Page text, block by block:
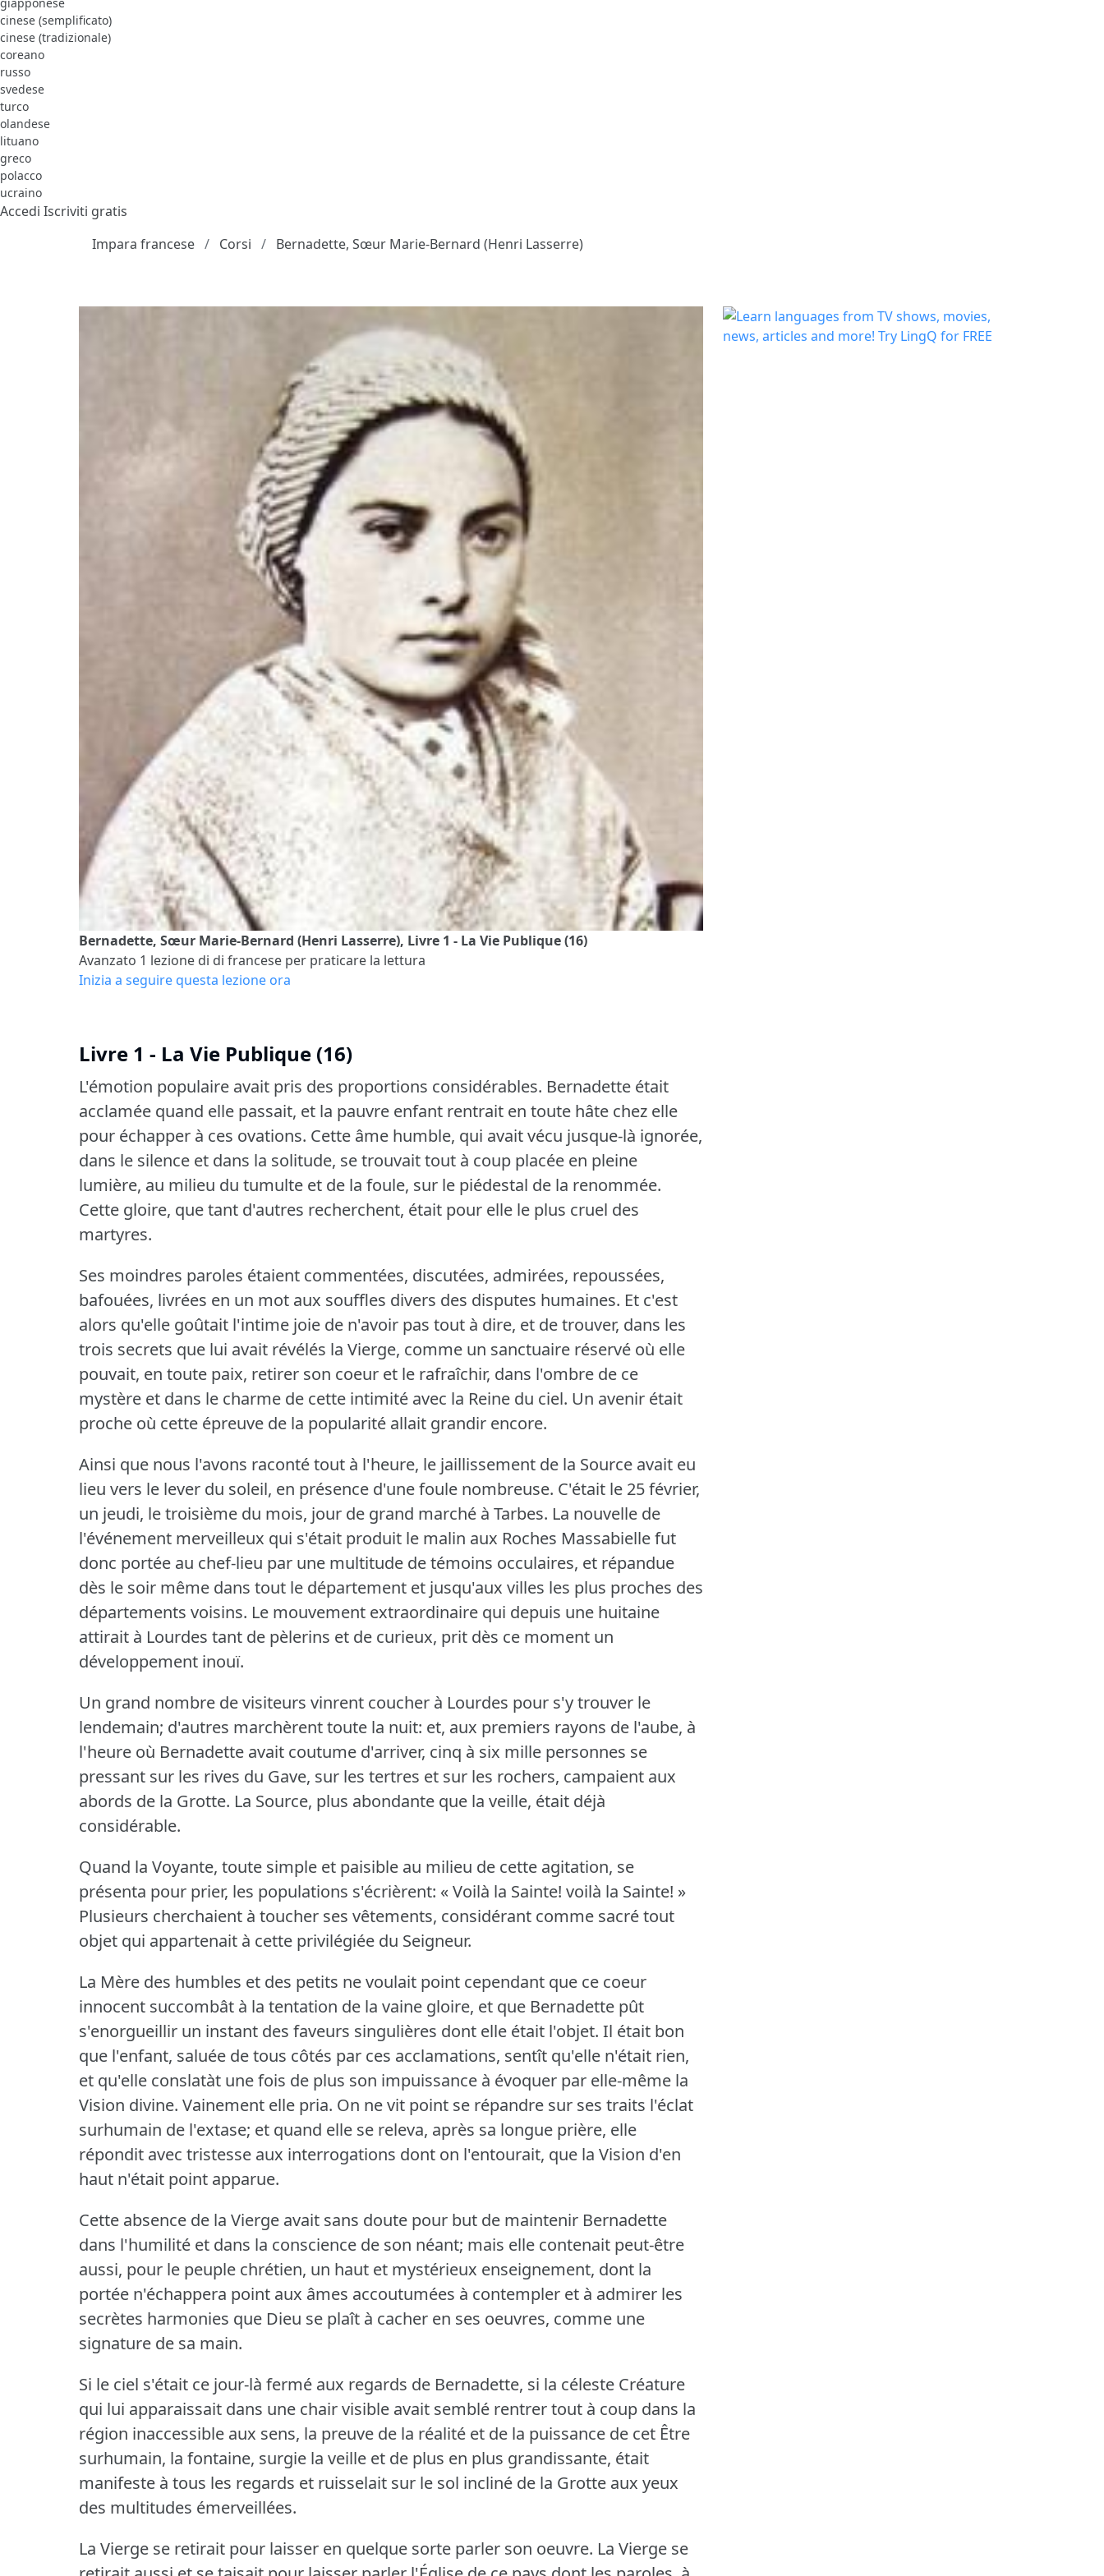
cinese (semplificato)
cinese (tradizionale)
coreano
russo
svedese
turco
olandese
lituano
greco
polacco
ucraino
Accedi Iscriviti gratis
Impara francese
Corsi Bernadette, Sœur Marie-Bernard (Henri Lasserre)
Bernadette, Sœur Marie-Bernard (Henri Lasserre), Livre 1 - La Vie Publique (16)
Avanzato 1 lezione di di francese per praticare la lettura
Inizia a seguire questa lezione ora
Livre 1 - La Vie Publique (16)
L'émotion populaire avait pris des proportions considérables. Bernadette était
acclamée quand elle passait, et la pauvre enfant rentrait en toute hâte chez elle
pour échapper à ces ovations. Cette âme humble, qui avait vécu jusque-là ignorée,
dans le silence et dans la solitude, se trouvait tout à coup placée en pleine
lumière, au milieu du tumulte et de la foule, sur le piédestal de la renommée.
Cette gloire, que tant d'autres recherchent, était pour elle le plus cruel des
martyres.
Ses moindres paroles étaient commentées, discutées, admirées, repoussées,
bafouées, livrées en un mot aux souffles divers des disputes humaines. Et c'est
alors qu'elle goûtait l'intime joie de n'avoir pas tout à dire, et de trouver, dans les
trois secrets que lui avait révélés la Vierge, comme un sanctuaire réservé où elle
pouvait, en toute paix, retirer son coeur et le rafraîchir, dans l'ombre de ce
mystère et dans le charme de cette intimité avec la Reine du ciel. Un avenir était
proche où cette épreuve de la popularité allait grandir encore.
Ainsi que nous l'avons raconté tout à l'heure, le jaillissement de la Source avait eu
lieu vers le lever du soleil, en présence d'une foule nombreuse. C'était le 25 février,
un jeudi, le troisième du mois, jour de grand marché à Tarbes. La nouvelle de
l'événement merveilleux qui s'était produit le malin aux Roches Massabielle fut
donc portée au chef-lieu par une multitude de témoins occulaires, et répandue
dès le soir même dans tout le département et jusqu'aux villes les plus proches des
départements voisins. Le mouvement extraordinaire qui depuis une huitaine
attirait à Lourdes tant de pèlerins et de curieux, prit dès ce moment un
développement inouï.
Un grand nombre de visiteurs vinrent coucher à Lourdes pour s'y trouver le
lendemain; d'autres marchèrent toute la nuit: et, aux premiers rayons de l'aube, à
l'heure où Bernadette avait coutume d'arriver, cinq à six mille personnes se
pressant sur les rives du Gave, sur les tertres et sur les rochers, campaient aux
abords de la Grotte. La Source, plus abondante que la veille, était déjà
considérable.
Quand la Voyante, toute simple et paisible au milieu de cette agitation, se
présenta pour prier, les populations s'écrièrent: « Voilà la Sainte! voilà la Sainte! »
Plusieurs cherchaient à toucher ses vêtements, considérant comme sacré tout
objet qui appartenait à cette privilégiée du Seigneur.
La Mère des humbles et des petits ne voulait point cependant que ce coeur
innocent succombât à la tentation de la vaine gloire, et que Bernadette pût
s'enorgueillir un instant des faveurs singulières dont elle était l'objet. Il était bon
que l'enfant, saluée de tous côtés par ces acclamations, sentît qu'elle n'était rien,
et qu'elle conslatàt une fois de plus son impuissance à évoquer par elle-même la
Vision divine. Vainement elle pria. On ne vit point se répandre sur ses traits l'éclat
surhumain de l'extase; et quand elle se releva, après sa longue prière, elle
répondit avec tristesse aux interrogations dont on l'entourait, que la Vision d'en
haut n'était point apparue.
Cette absence de la Vierge avait sans doute pour but de maintenir Bernadette
dans l'humilité et dans la conscience de son néant; mais elle contenait peut-être
aussi, pour le peuple chrétien, un haut et mystérieux enseignement, dont la
portée n'échappera point aux âmes accoutumées à contempler et à admirer les
secrètes harmonies que Dieu se plaît à cacher en ses oeuvres, comme une
signature de sa main.
Si le ciel s'était ce jour-là fermé aux regards de Bernadette, si la céleste Créature
qui lui apparaissait dans une chair visible avait semblé rentrer tout à coup dans la
région inaccessible aux sens, la preuve de la réalité et de la puissance de cet Être
surhumain, la fontaine, surgie la veille et de plus en plus grandissante, était
manifeste à tous les regards et ruisselait sur le sol incliné de la Grotte aux yeux
des multitudes émerveillées.
La Vierge se retirait pour laisser en quelque sorte parler son oeuvre. La Vierge se